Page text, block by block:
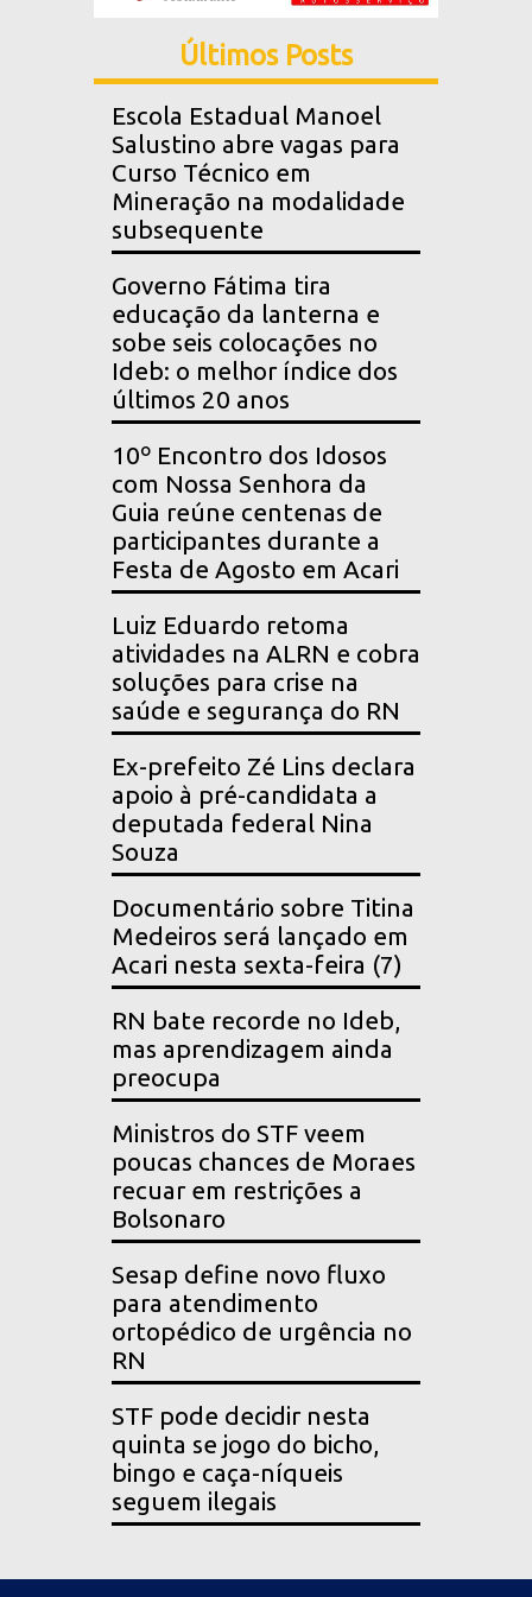
Últimos Posts
Escola Estadual Manoel
Salustino abre vagas para
Curso Técnico em
Mineração na modalidade
subsequente
Governo Fátima tira
educação da lanterna e
sobe seis colocações no
Ideb: o melhor índice dos
últimos 20 anos
10º Encontro dos Idosos
com Nossa Senhora da
Guia reúne centenas de
participantes durante a
Festa de Agosto em Acari
Luiz Eduardo retoma
atividades na ALRN e cobra
soluções para crise na
saúde e segurança do RN
Ex-prefeito Zé Lins declara
apoio à pré-candidata a
deputada federal Nina
Souza
Documentário sobre Titina
Medeiros será lançado em
Acari nesta sexta-feira (7)
RN bate recorde no Ideb,
mas aprendizagem ainda
preocupa
Ministros do STF veem
poucas chances de Moraes
recuar em restrições a
Bolsonaro
Sesap define novo fluxo
para atendimento
ortopédico de urgência no
RN
STF pode decidir nesta
quinta se jogo do bicho,
bingo e caça-níqueis
seguem ilegais